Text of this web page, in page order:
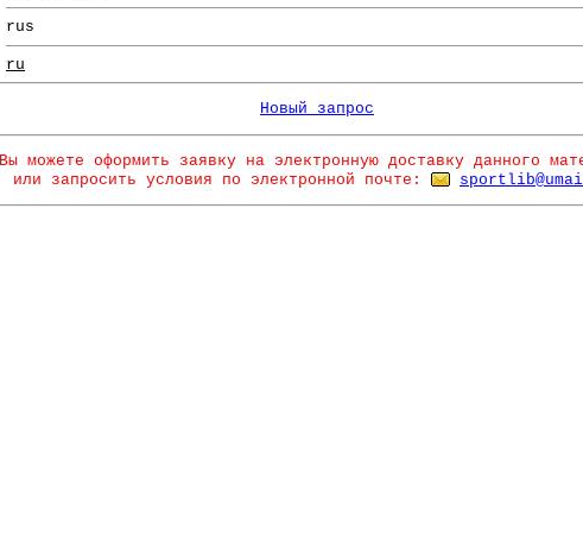
rus
ru
Новый запрос
Вы можете оформить заявку на электронную доставку данного
или запросить условия по электронной почте: